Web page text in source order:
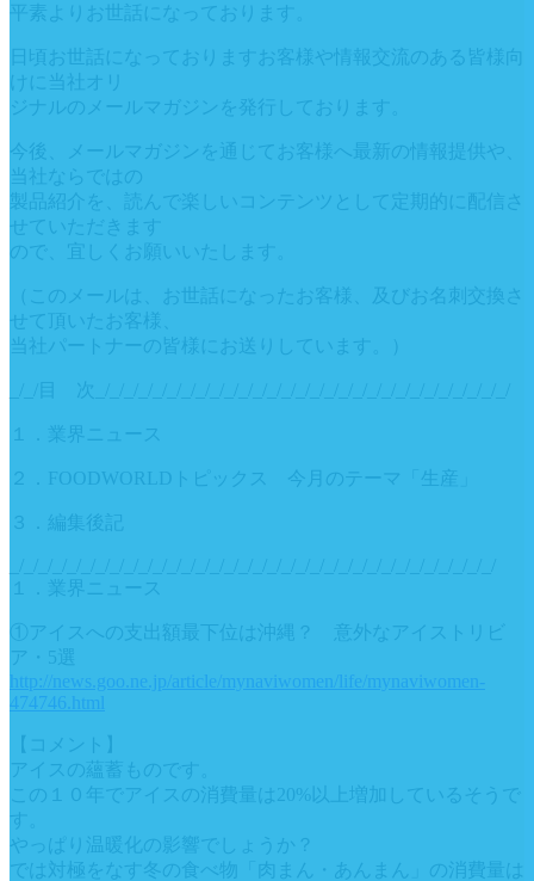
平素よりお世話になっております。
日頃お世話になっておりますお客様や情報交流のある皆様向
けに当社オリ
ジナルのメールマガジンを発行しております。
今後、メールマガジンを通じてお客様へ最新の情報提供や、
当社ならではの
製品紹介を、読んで楽しいコンテンツとして定期的に配信さ
せていただきます
ので、宜しくお願いいたします。
（このメールは、お世話になったお客様、及びお名刺交換さ
せて頂いたお客様、
当社パートナーの皆様にお送りしています。）
_/_/目 次_/_/_/_/_/_/_/_/_/_/_/_/_/_/_/_/_/_/_/_/_/_/_/_/_/_/_/_/_/
１．業界ニュース
２．FOODWORLDトピックス 今月のテーマ「生産」
３．編集後記
１．業界ニュース
①アイスへの支出額最下位は沖縄？ 意外なアイストリビ
ア・5選
http://news.goo.ne.jp/article/mynaviwomen/life/mynaviwomen-
474746.html
【コメント】
アイスの蘊蓄ものです。
この１０年でアイスの消費量は20%以上増加しているそうで
す。
やっぱり温暖化の影響でしょうか？
では対極をなす冬の食べ物「肉まん・あんまん」の消費量は